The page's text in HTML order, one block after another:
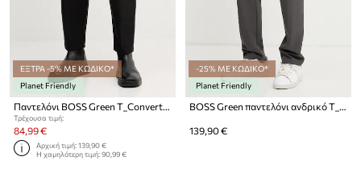
ΕΞΤΡΑ -5% ΜΕ ΚΩΔΙΚΟ*
Planet Friendly
Παντελόνι BOSS Green T_Convert-Pleat
Τρέχουσα τιμή:
84,99 €
Αρχική τιμή:139,90 €
Η χαμηλότερη τιμή:90,99 €
-25% ΜΕ ΚΩΔΙΚΟ*
Planet Friendly
BOSS Green παντελόνι ανδρικό T_Commuter-Slim
139,90 €